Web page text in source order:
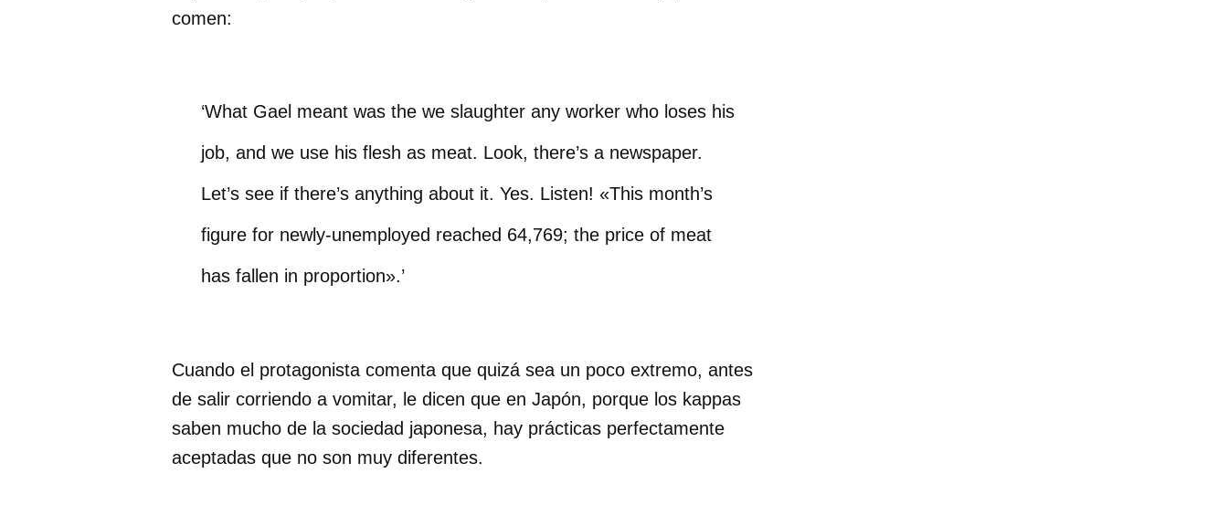
comen:
‘What Gael meant was the we slaughter any worker who loses his
job, and we use his flesh as meat. Look, there’s a newspaper.
Let’s see if there’s anything about it. Yes. Listen! «This month’s
figure for newly-unemployed reached 64,769; the price of meat
has fallen in proportion».’
Cuando el protagonista comenta que quizá sea un poco extremo, antes
de salir corriendo a vomitar, le dicen que en Japón, porque los kappas
saben mucho de la sociedad japonesa, hay prácticas perfectamente
aceptadas que no son muy diferentes.